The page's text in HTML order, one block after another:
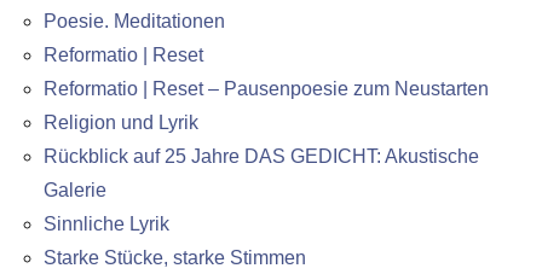
Poesie. Meditationen
Reformatio | Reset
Reformatio | Reset – Pausenpoesie zum Neustarten
Religion und Lyrik
Rückblick auf 25 Jahre DAS GEDICHT: Akustische
Galerie
Sinnliche Lyrik
Starke Stücke, starke Stimmen